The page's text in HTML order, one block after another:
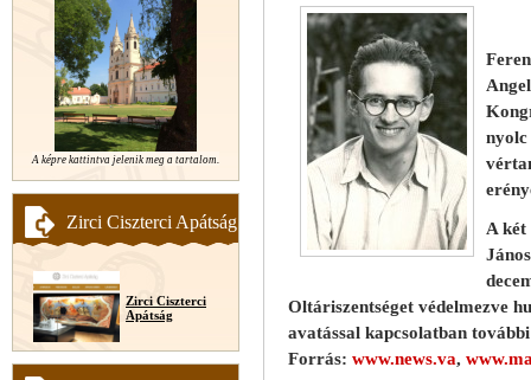
A képre kattintva jelenik meg a tartalom.
Zirci Ciszterci Apátság
Zirci Ciszterci
Apátság
nyolc
A két
Oltáriszentséget védelmezve
avatással kapcsolatban
Forrás: www.news.va,